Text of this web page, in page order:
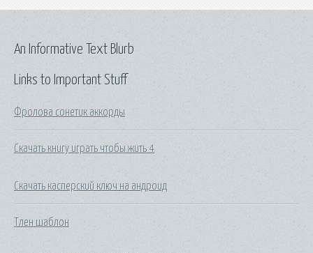
Links to Important Stuff
Фролова сонетик аккорды
Скачать книгу играть чтобы жить 4
Скачать касперский ключ на андроид
Тлен шаблон
An Informative Text Blurb